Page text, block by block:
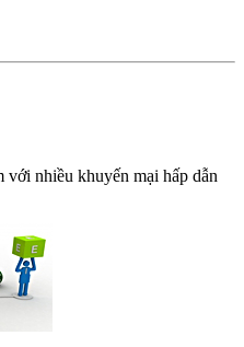
với nhiều khuyến mại hấp dẫn